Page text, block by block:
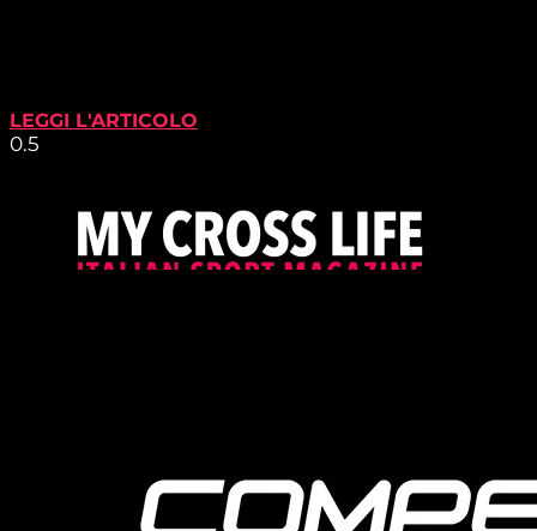
LEGGI L'ARTICOLO